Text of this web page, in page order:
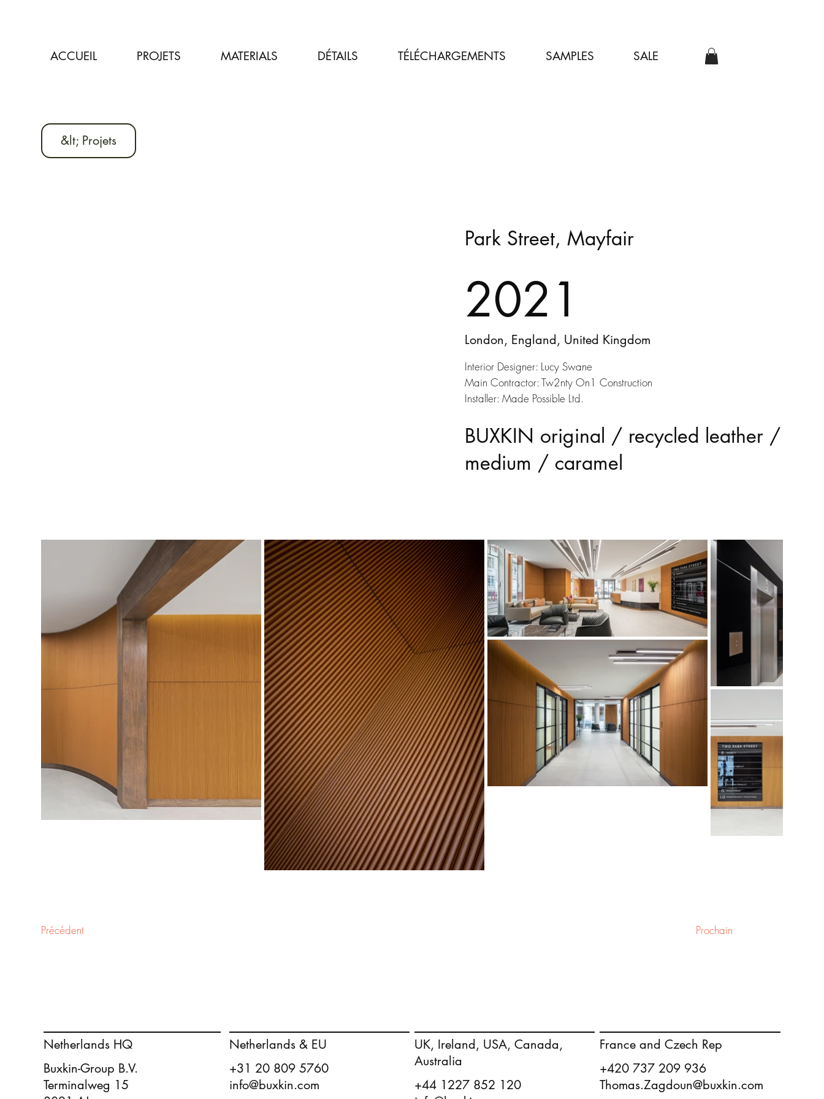
ACCUEIL PROJETS MATERIALS DÉTAILS TÉLÉCHARGEMENTS SAMPLES SALE
Précédent Prochain
Park Street, Mayfair
2021
London, England, United Kingdom
Interior Designer: Lucy Swane
Main Contractor: Tw2nty On1 Construction
Installer: Made Possible Ltd.
BUXKIN original / recycled leather /
medium / caramel
Précédent
&lt; Projets
Netherlands HQ
Buxkin-Group B.V.
Terminalweg 15
Netherlands & EU
+31 20 809 5760
info@buxkin.com
UK, Ireland, USA, Canada,
Australia
+44 1227 852 120
France and Czech Rep
+420 737 209 936
Thomas.Zagdoun@buxkin.com